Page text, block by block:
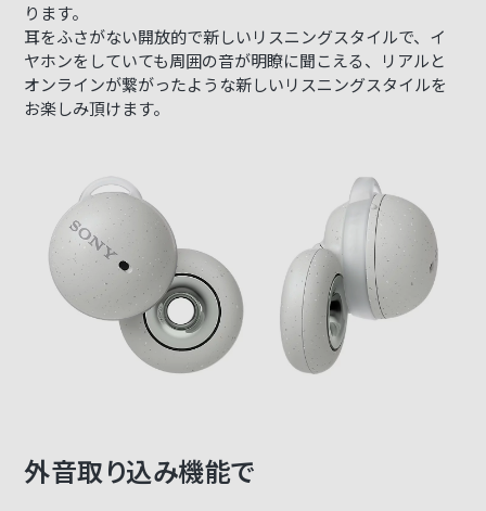
ります。
耳をふさがない開放的で新しいリスニングスタイルで、イ
ヤホンをしていても周囲の音が明瞭に聞こえる、リアルと
オンラインが繋がったような新しいリスニングスタイルを
お楽しみ頂けます。
外音取り込み機能で